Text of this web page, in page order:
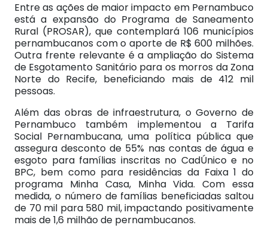
Entre as ações de maior impacto em Pernambuco
está a expansão do Programa de Saneamento
Rural (PROSAR), que contemplará 106 municípios
pernambucanos com o aporte de R$ 600 milhões.
Outra frente relevante é a ampliação do Sistema
de Esgotamento Sanitário para os morros da Zona
Norte do Recife, beneficiando mais de 412 mil
pessoas.
Além das obras de infraestrutura, o Governo de
Pernambuco também implementou a Tarifa
Social Pernambucana, uma política pública que
assegura desconto de 55% nas contas de água e
esgoto para famílias inscritas no CadÚnico e no
BPC, bem como para residências da Faixa 1 do
programa Minha Casa, Minha Vida. Com essa
medida, o número de famílias beneficiadas saltou
de 70 mil para 580 mil, impactando positivamente
mais de 1,6 milhão de pernambucanos.